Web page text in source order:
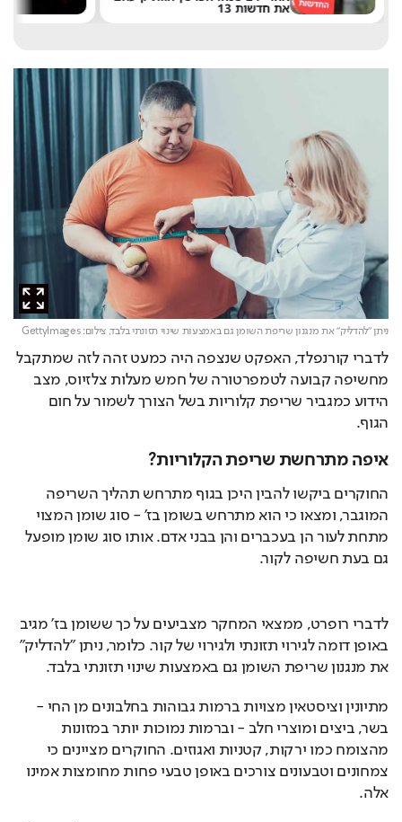
את חדשות 13
ניתן "להדליק" את מנגנון שריפת השומן גם באמצעות שינוי תזונתי בלבד, צילום: GettyImages
הגוף.
איפה מתרחשת שריפת הקלוריות?
מתחת לעור הן בעכברים והן בבני אדם. אותו סוג שומן מופעל
גם בעת חשיפה לקור.
את מנגנון שריפת השומן גם באמצעות שינוי תזונתי בלבד.
אלה.